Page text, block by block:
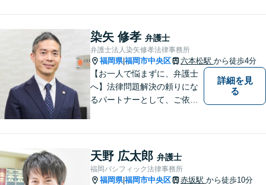
染矢 修孝 弁護士
弁護士法人染矢修孝法律事務所
福岡県|福岡市中央区 六本松駅 から徒歩4分
【お一人で悩まずに、弁護士
へ】法律問題解決の頼りにな
るパートナーとして、ご依頼
じめ、「離婚事件」、「損害
賠償請求事件」、「刑事事
件」まで多数の事件の取り扱
詳細を見
る
天野 広太郎 弁護士
福岡パシフィック法律事務所
福岡県|福岡市中央区 赤坂駅 から徒歩10分